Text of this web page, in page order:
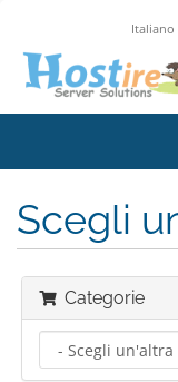
Italiano
Scegli
Categorie